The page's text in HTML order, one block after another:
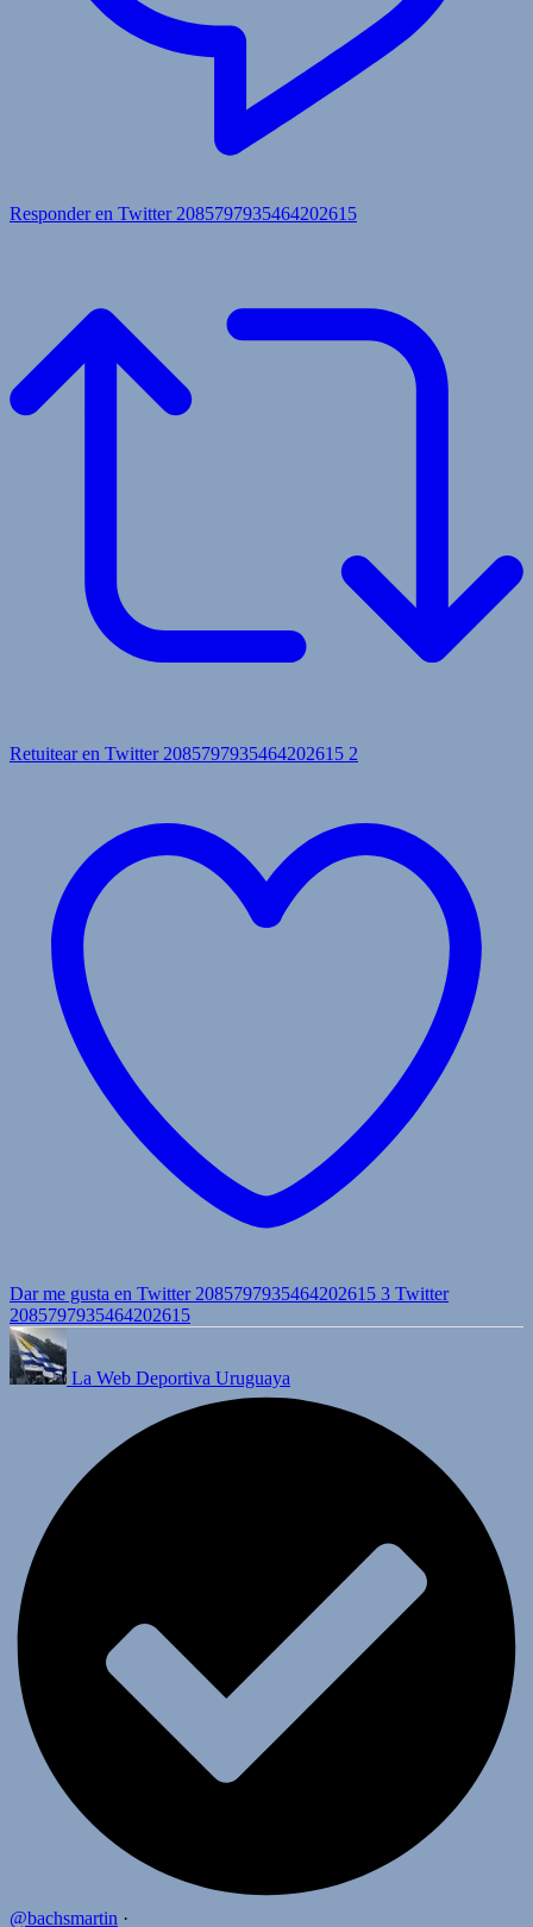
Responder en Twitter 2085797935464202615
Retuitear en Twitter 2085797935464202615 2
Dar me gusta en Twitter 2085797935464202615 3 Twitter
2085797935464202615
La Web Deportiva Uruguaya
@bachsmartin ·